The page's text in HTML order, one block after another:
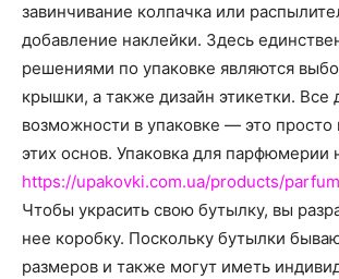
о
завинчивание колпачка или
добавление наклейки. Здесь
решениями по упаковке являются
крышки, а также дизайн этикетки. Все
возможности в упаковке — это
этих основ. Упаковка для парфюмерии
https://upakovki.com.ua/products/
Чтобы украсить свою бутылку, вы
нее коробку. Поскольку бутылки
размеров и также могут иметь